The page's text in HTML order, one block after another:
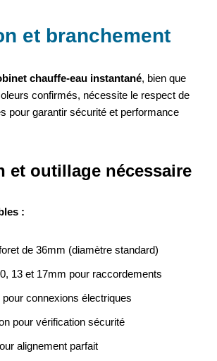
et branchement
chauffe-eau instantané, bien que
confirmés, nécessite le respect de
pour garantir sécurité et performance
et outillage nécessaire
:
de 36mm (diamètre standard)
13 et 17mm pour raccordements
connexions électriques
pour vérification sécurité
alignement parfait